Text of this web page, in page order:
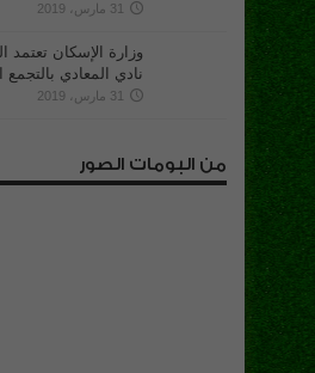
31 مارس، 2019
وزارة الإسكان تعتمد
نادي المعادي
31 مارس، 2019
من البومات الصور